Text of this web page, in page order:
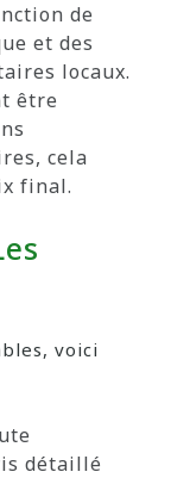
de
et des
locaux.
être
cela
final.
voici
détaillé